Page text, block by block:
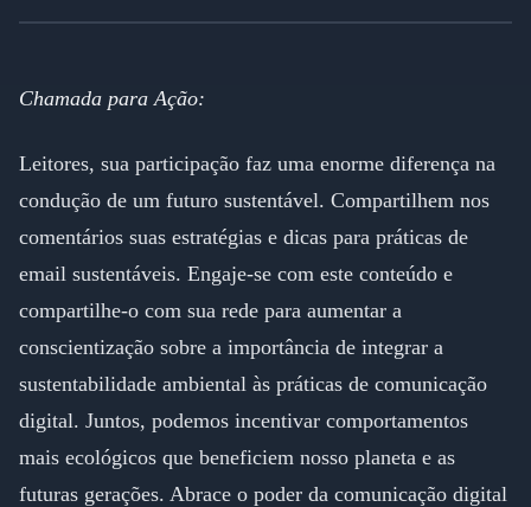
Chamada para Ação:
Leitores, sua participação faz uma enorme diferença na
condução de um futuro sustentável. Compartilhem nos
comentários suas estratégias e dicas para práticas de
email sustentáveis. Engaje-se com este conteúdo e
compartilhe-o com sua rede para aumentar a
conscientização sobre a importância de integrar a
sustentabilidade ambiental às práticas de comunicação
digital. Juntos, podemos incentivar comportamentos
mais ecológicos que beneficiem nosso planeta e as
futuras gerações. Abrace o poder da comunicação digital